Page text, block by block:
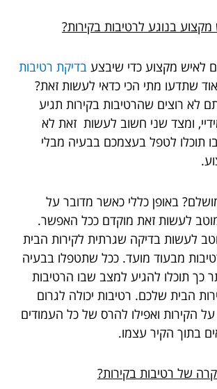
בנוגע לרטיבות בקירות?
לאיש מקצוע כדי שיבצע בדיקת רטיבות
שתדעו מתי הכי כדאי לעשות זאת?
לא רוצים שהרטיבות בקירות תגיע
ומצד שני חשוב לעשות זאת לא
תוכלו לטפל בעצמכם בבעיה מבלי
באופן כללי כאשר מדובר על
לעשות זאת מוקדם ככל האפשר.
לעשות בדיקה שגרתית לקירות הבית
מבעוד מועד. ככל שתטפלו בבעיה
כך תוכלו להגיע למצב שבו הרטיבות
הבית שלכם. רטיבות יכולה לגרום
הקירות ואפילו להרס של כל העמודים
בתוך הקיר עצמו.
של רטיבות בקירות?